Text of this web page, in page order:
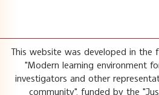
This website was developed in
"Modern learning environment
investigators and other
community", funded by the